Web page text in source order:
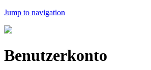
Jump to navigation
Benutzerkonto